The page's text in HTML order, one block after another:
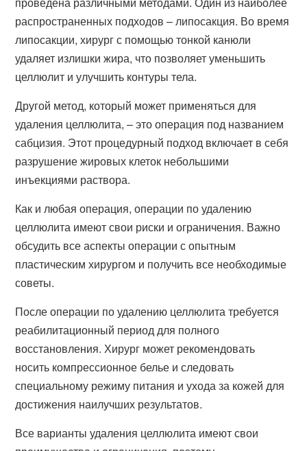
распространенных подходов – липосакция. Во время
липосакции, хирург с помощью тонкой канюли
удаляет излишки жира, что позволяет уменьшить
целлюлит и улучшить контуры тела.
Другой метод, который может применяться для
удаления целлюлита, – это операция под названием
сабцизия. Этот процедурный подход включает в себя
разрушение жировых клеток небольшими
инъекциями раствора.
Как и любая операция, операции по удалению
целлюлита имеют свои риски и ограничения. Важно
обсудить все аспекты операции с опытным
пластическим хирургом и получить все необходимые
советы.
После операции по удалению целлюлита требуется
реабилитационный период для полного
восстановления. Хирург может рекомендовать
носить компрессионное белье и следовать
специальному режиму питания и ухода за кожей для
достижения наилучших результатов.
Все варианты удаления целлюлита имеют свои